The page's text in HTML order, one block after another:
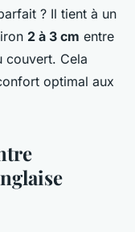
? Il tient à un
2 à 3 cm entre
couvert. Cela
optimal aux